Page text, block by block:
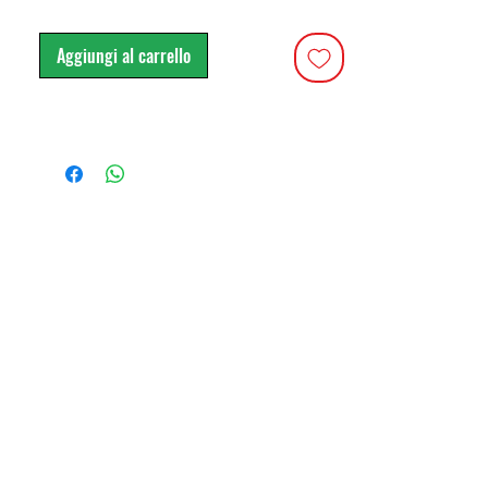
Contribuisce all’isolamento termico e
acustico.
- Prodotto a bassissime emissioni.
Aggiungi al carrello